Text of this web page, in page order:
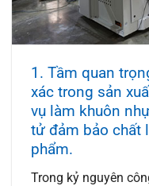
1. Tầm quan
xác trong sản
vụ làm khuôn
tử đảm bảo chất
phẩm.
Trong kỷ nguyên